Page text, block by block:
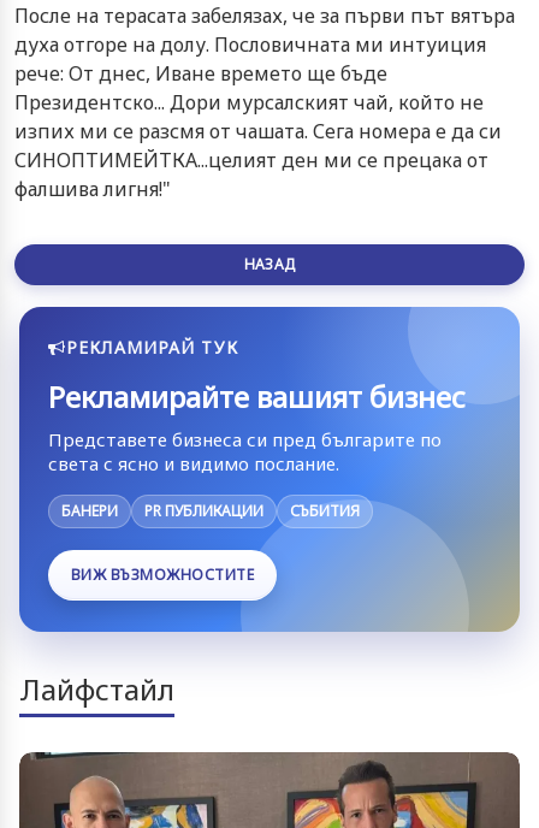
После на терасата забелязах, че за първи път вятъра
духа отгоре на долу. Пословичната ми интуиция
рече: От днес, Иване времето ще бъде
Президентско... Дори мурсалският чай, който не
изпих ми се разсмя от чашата. Сега номера е да си
СИНОПТИМЕЙТКА...целият ден ми се прецака от
фалшива лигня!"
НАЗАД
РЕКЛАМИРАЙ ТУК
Рекламирайте вашият бизнес
Представете бизнеса си пред българите по
света с ясно и видимо послание.
БАНЕРИ PR ПУБЛИКАЦИИ СЪБИТИЯ
ВИЖ ВЪЗМОЖНОСТИТЕ
Лайфстайл